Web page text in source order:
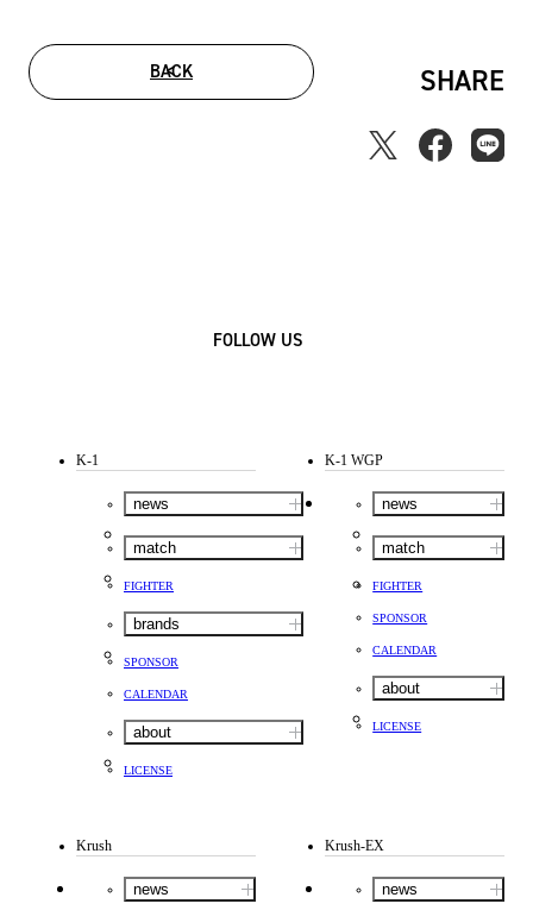
BACK SHARE
FOLLOW US
K-1
news
match
FIGHTER
brands
SPONSOR
CALENDAR
about
LICENSE
K-1 WGP
news
match
FIGHTER
SPONSOR
CALENDAR
about
LICENSE
Krush
news
Krush-EX
news